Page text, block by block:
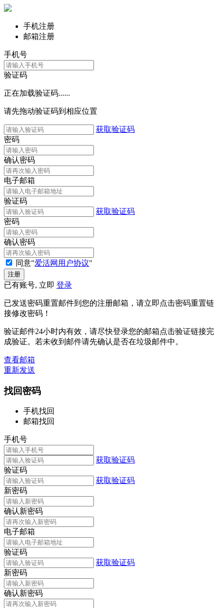
手机注册
邮箱注册
手机号
验证码
正在加载验证码......
请先拖动验证码到相应位置
获取验证码
密码
确认密码
电子邮箱
验证码
获取验证码
密码
确认密码
同意"爱活网用户协议"
已有账号, 立即 登录
已发送密码重置邮件到您的注册邮箱，请立即点击密码重置链
接修改密码！
验证邮件24小时内有效，请尽快登录您的邮箱点击验证链接完
成验证。若未收到邮件请先确认是否在垃圾邮件中。
查看邮箱
重新发送
找回密码
手机找回
邮箱找回
手机号
获取验证码
验证码
获取验证码
新密码
确认新密码
电子邮箱
验证码
获取验证码
新密码
确认新密码